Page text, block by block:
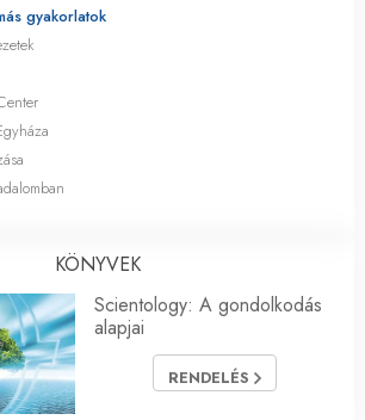
gyakorlatok
KÖNYVEK
Scientology: A gondolkodás
alapjai
RENDELÉS